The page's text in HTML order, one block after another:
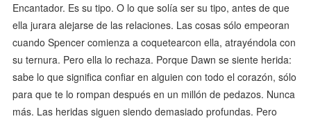
Encantador. Es su tipo. O lo que solía ser su tipo, antes de que
ella jurara alejarse de las relaciones. Las cosas sólo empeoran
cuando Spencer comienza a coquetearcon ella, atrayéndola con
su ternura. Pero ella lo rechaza. Porque Dawn se siente herida:
sabe lo que significa confiar en alguien con todo el corazón, sólo
para que te lo rompan después en un millón de pedazos. Nunca
más. Las heridas siguen siendo demasiado profundas. Pero